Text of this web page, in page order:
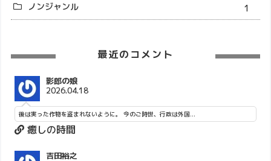
ノンジャンル
1
最近のコメント
影郎の娘
2026.04.18
後は実った作物を盗まれないように。 今のご時世、行政は外国...
癒しの時間
吉田裕之